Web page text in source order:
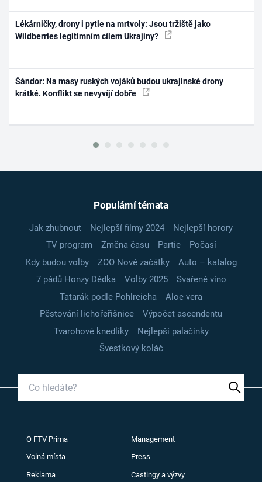
Lékárničky, drony i pytle na mrtvoly: Jsou tržiště jako
Wildberries legitimním cílem Ukrajiny?
Šándor: Na masy ruských vojáků budou ukrajinské drony
krátké. Konflikt se nevyvíjí dobře
Populární témata
Jak zhubnout Nejlepší filmy 2024
Nejlepší horory
TV program
Změna času Partie
Počasí
Kdy budou volby
ZOO Nové začátky
Auto – katalog
7 pádů Honzy Dědka
Volby 2025
Svařené víno
Tatarák podle Pohlreicha
Aloe vera
Pěstování lichořeřišnice
Výpočet ascendentu
Tvarohové knedlíky
Nejlepší palačinky
Švestkový koláč
O FTV Prima Management
Volná místa Press
Reklama Castingy a výzvy